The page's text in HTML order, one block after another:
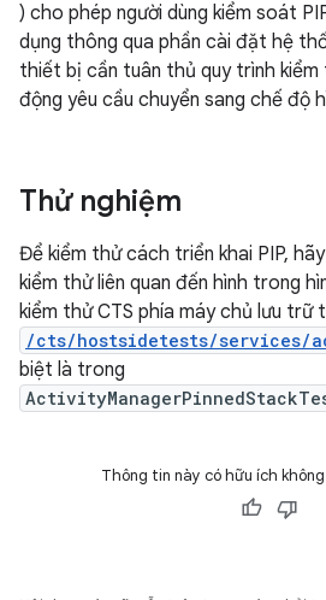
) cho phép người dùng kiểm soát
dụng thông qua phần cài đặt hệ
thiết bị cần tuân thủ quy trình
động yêu cầu chuyển sang chế độ
Thử nghiệm
Để kiểm thử cách triển khai PIP,
kiểm thử liên quan đến hình trong
kiểm thử CTS phía máy chủ lưu trữ
/cts/hostsidetests/services/
biệt là trong
Thông tin này có hữu ích